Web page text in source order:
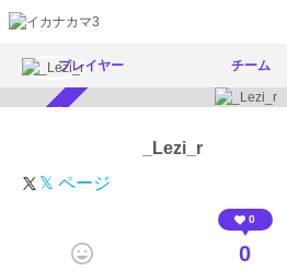
プレイヤー チーム
_Lezi_r
𝕏 ページ
0
0